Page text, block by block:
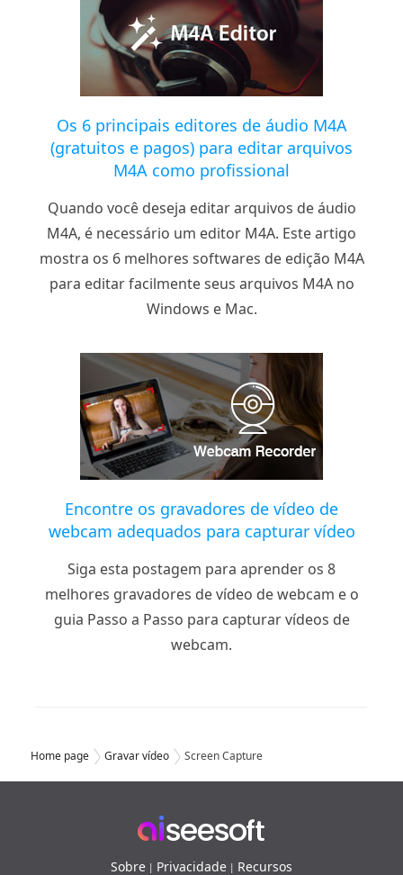
Os 6 principais editores de áudio M4A
(gratuitos e pagos) para editar arquivos
M4A como profissional
Quando você deseja editar arquivos de áudio
M4A, é necessário um editor M4A. Este artigo
mostra os 6 melhores softwares de edição M4A
para editar facilmente seus arquivos M4A no
Windows e Mac.
Encontre os gravadores de vídeo de
webcam adequados para capturar vídeo
Siga esta postagem para aprender os 8
melhores gravadores de vídeo de webcam e o
guia Passo a Passo para capturar vídeos de
webcam.
Home page Gravar vídeo Screen Capture
Sobre | Privacidade | Recursos